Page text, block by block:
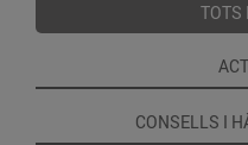
TOTS
CONSELLS I